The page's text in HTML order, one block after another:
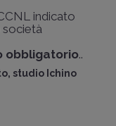
indicato
società
obbligatorio..
studio Ichino